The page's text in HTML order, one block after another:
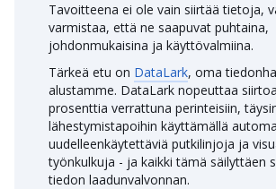
Tavoitteena ei ole vain siirtää tietoja,
varmistaa, että ne saapuvat puhtaina,
johdonmukaisina ja käyttövalmiina.
Tärkeä etu on DataLark, oma
alustamme. DataLark nopeuttaa
prosenttia verrattuna perinteisiin,
lähestymistapoihin käyttämällä
uudelleenkäytettäviä putkilinjoja ja
työnkulkuja - ja kaikki tämä säilyttäen
tiedon laadunvalvonnan.